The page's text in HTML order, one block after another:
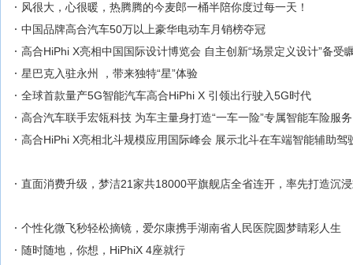
风很大，心很暖，热腾腾的今麦郎一桶半陪你度过每一天！
中国品牌高合汽车50万以上豪华电动车月销榜夺冠
高合HiPhi X亮相中国国际设计博览会 自主创新“场景定义设计”备受
星巴克入驻永州 ，带来独特“星”体验
全球首款量产5G智能汽车高合HiPhi X 引领出行驶入5G时代
高合汽车联手宏瓴科技 为车主量身打造“一车一险”专属智能车险服务
高合HiPhi X亮相北斗规模应用国际峰会 展示北斗在车端智能辅助驾
直面消费升级，梦洁21家共18000平旗舰店全省连开，率先打造沉
个性化微飞秒轻松摘镜，爱尔康携手湖南省人民医院圆梦睛彩人生
随时随地，你想，HiPhiX 4座就行